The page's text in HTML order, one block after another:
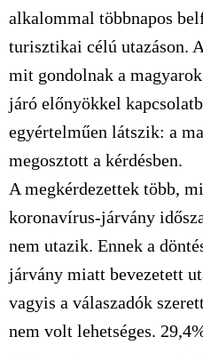
alkalommal többnapos
turisztikai célú utazáson.
mit gondolnak a
járó előnyökkel
egyértelműen látszik: a
megosztott a kérdésben.
A megkérdezettek több,
koronavírus-járvány
nem utazik. Ennek a
járvány miatt bevezetett
vagyis a válaszadók
nem volt lehetséges.